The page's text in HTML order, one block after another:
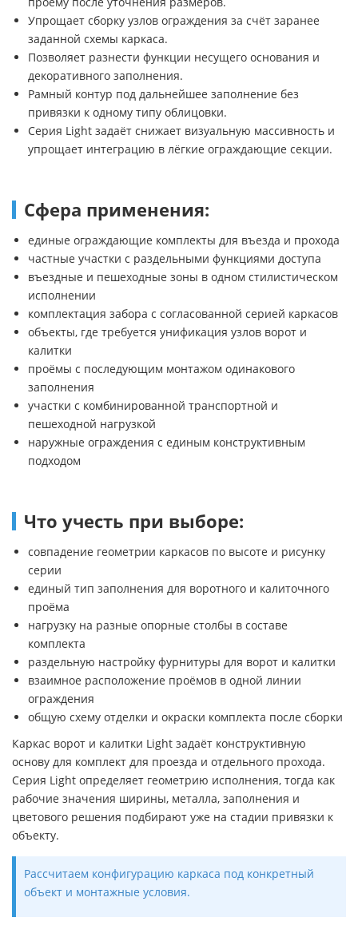
Упрощает сборку узлов ограждения за счёт заранее
заданной схемы каркаса.
Позволяет разнести функции несущего основания и
декоративного заполнения.
Рамный контур под дальнейшее заполнение без
привязки к одному типу облицовки.
Серия Light задаёт снижает визуальную массивность и
упрощает интеграцию в лёгкие ограждающие секции.
Сфера применения:
единые ограждающие комплекты для въезда и прохода
частные участки с раздельными функциями доступа
въездные и пешеходные зоны в одном стилистическом
исполнении
комплектация забора с согласованной серией каркасов
объекты, где требуется унификация узлов ворот и
калитки
проёмы с последующим монтажом одинакового
заполнения
участки с комбинированной транспортной и
пешеходной нагрузкой
наружные ограждения с единым конструктивным
подходом
Что учесть при выборе:
совпадение геометрии каркасов по высоте и рисунку
серии
единый тип заполнения для воротного и калиточного
проёма
нагрузку на разные опорные столбы в составе
комплекта
раздельную настройку фурнитуры для ворот и калитки
взаимное расположение проёмов в одной линии
ограждения
общую схему отделки и окраски комплекта после сборки
Каркас ворот и калитки Light задаёт конструктивную
основу для комплект для проезда и отдельного прохода.
Серия Light определяет геометрию исполнения, тогда как
рабочие значения ширины, металла, заполнения и
цветового решения подбирают уже на стадии привязки к
объекту.
Рассчитаем конфигурацию каркаса под конкретный
объект и монтажные условия.